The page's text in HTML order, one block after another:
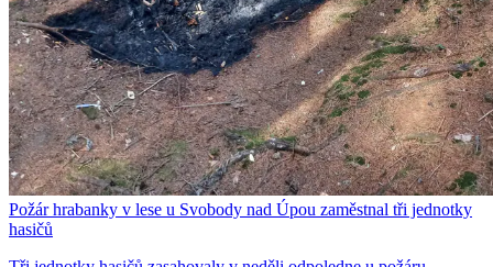
Požár hrabanky v lese u Svobody nad Úpou zaměstnal tři jednotky
hasičů